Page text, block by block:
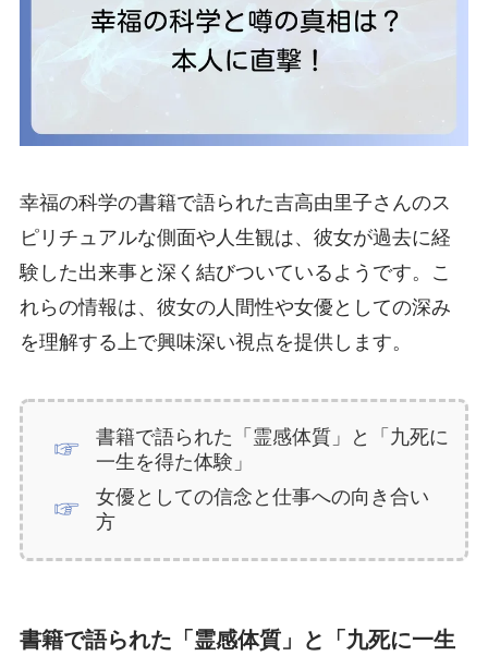
幸福の科学の書籍で語られた吉高由里子さんのス
ピリチュアルな側面や人生観は、彼女が過去に経
験した出来事と深く結びついているようです。こ
れらの情報は、彼女の人間性や女優としての深み
を理解する上で興味深い視点を提供します。
書籍で語られた「霊感体質」と「九死に
一生を得た体験」
女優としての信念と仕事への向き合い
方
書籍で語られた「霊感体質」と「九死に一生